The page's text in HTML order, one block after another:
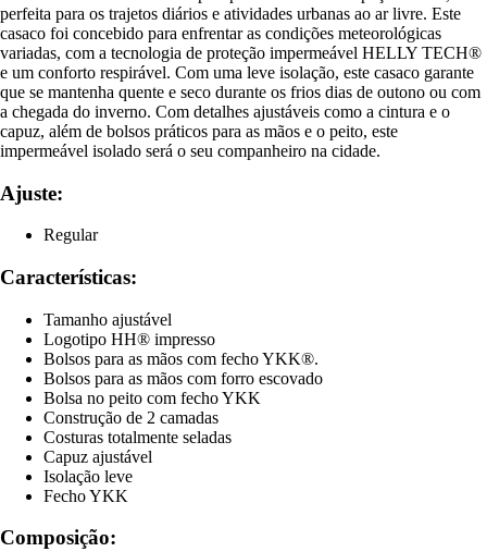
perfeita para os trajetos diários e atividades urbanas ao ar livre. Este
casaco foi concebido para enfrentar as condições meteorológicas
variadas, com a tecnologia de proteção impermeável HELLY TECH®
e um conforto respirável. Com uma leve isolação, este casaco garante
que se mantenha quente e seco durante os frios dias de outono ou com
a chegada do inverno. Com detalhes ajustáveis como a cintura e o
capuz, além de bolsos práticos para as mãos e o peito, este
impermeável isolado será o seu companheiro na cidade.
Ajuste:
Regular
Características:
Tamanho ajustável
Logotipo HH® impresso
Bolsos para as mãos com fecho YKK®.
Bolsos para as mãos com forro escovado
Bolsa no peito com fecho YKK
Construção de 2 camadas
Costuras totalmente seladas
Capuz ajustável
Isolação leve
Fecho YKK
Composição: